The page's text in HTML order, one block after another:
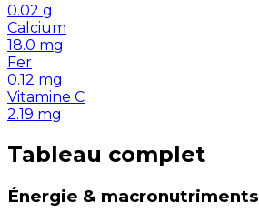
0.02 g
Calcium
18.0 mg
Fer
0.12 mg
Vitamine C
2.19 mg
Tableau complet
Énergie & macronutriments